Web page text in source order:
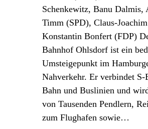
Schenkewitz, Banu Dalmis,
Timm (SPD), Claus-
Konstantin Bonfert (FDP)
Bahnhof Ohlsdorf ist ein
Umsteigepunkt im
Nahverkehr. Er verbindet S-
Bahn und Buslinien und
von Tausenden Pendlern,
zum Flughafen sowie…